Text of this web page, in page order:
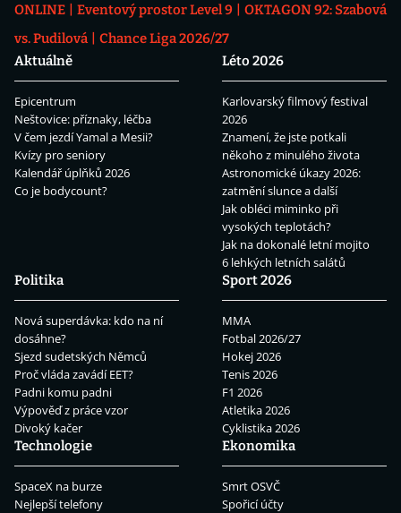
ONLINE
Eventový prostor Level 9
OKTAGON 92: Szabová
vs. Pudilová
Chance Liga 2026/27
Aktuálně
Epicentrum
Neštovice: příznaky, léčba
V čem jezdí Yamal a Mesii?
Kvízy pro seniory
Kalendář úplňků 2026
Co je bodycount?
Léto 2026
Karlovarský filmový festival
2026
Znamení, že jste potkali
někoho z minulého života
Astronomické úkazy 2026:
zatmění slunce a další
Jak obléci miminko při
vysokých teplotách?
Jak na dokonalé letní mojito
6 lehkých letních salátů
Politika
Nová superdávka: kdo na ní
dosáhne?
Sjezd sudetských Němců
Proč vláda zavádí EET?
Padni komu padni
Výpověď z práce vzor
Divoký kačer
Sport 2026
MMA
Fotbal 2026/27
Hokej 2026
Tenis 2026
F1 2026
Atletika 2026
Cyklistika 2026
Technologie
SpaceX na burze
Nejlepší telefony
Ekonomika
Smrt OSVČ
Spořicí účty